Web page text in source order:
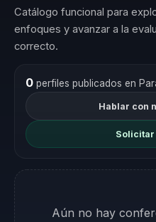
Catálogo funcional para
enfoques y avanzar a la
correcto.
0perfiles publicados en
Hablar con
Solicitar
Aún no hay